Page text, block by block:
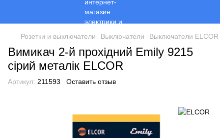
Розетки и выключатели Выключатели Выключатели ELCOR
Вимикач 2-й прохідний Emily 9215
сірий металік ELCOR
Артикул: 211593 Оставить отзыв